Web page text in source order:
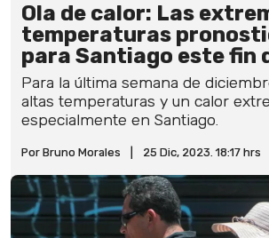
Ola de calor: Las
temperaturas
para Santiago este fin
Para la última semana de
altas temperaturas y un calor
especialmente en Santiago.
Por Bruno Morales 25 Dic, 2023. 18:17 hrs